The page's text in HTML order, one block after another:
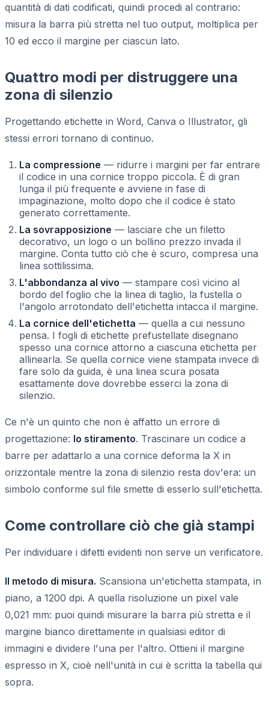
quantità di dati codificati, quindi procedi al contrario:
misura la barra più stretta nel tuo output, moltiplica per
10 ed ecco il margine per ciascun lato.
Quattro modi per distruggere una
zona di silenzio
Progettando etichette in Word, Canva o Illustrator, gli
stessi errori tornano di continuo.
La compressione — ridurre i margini per far entrare
il codice in una cornice troppo piccola. È di gran
lunga il più frequente e avviene in fase di
impaginazione, molto dopo che il codice è stato
generato correttamente.
La sovrapposizione — lasciare che un filetto
decorativo, un logo o un bollino prezzo invada il
margine. Conta tutto ciò che è scuro, compresa una
linea sottilissima.
L'abbondanza al vivo — stampare così vicino al
bordo del foglio che la linea di taglio, la fustella o
l'angolo arrotondato dell'etichetta intacca il margine.
La cornice dell'etichetta — quella a cui nessuno
pensa. I fogli di etichette prefustellate disegnano
spesso una cornice attorno a ciascuna etichetta per
allinearla. Se quella cornice viene stampata invece di
fare solo da guida, è una linea scura posata
esattamente dove dovrebbe esserci la zona di
silenzio.
Ce n'è un quinto che non è affatto un errore di
progettazione: lo stiramento. Trascinare un codice a
barre per adattarlo a una cornice deforma la X in
orizzontale mentre la zona di silenzio resta dov'era: un
simbolo conforme sul file smette di esserlo sull'etichetta.
Come controllare ciò che già stampi
Per individuare i difetti evidenti non serve un verificatore.
Il metodo di misura. Scansiona un'etichetta stampata, in
piano, a 1200 dpi. A quella risoluzione un pixel vale
0,021 mm: puoi quindi misurare la barra più stretta e il
margine bianco direttamente in qualsiasi editor di
immagini e dividere l'una per l'altro. Ottieni il margine
espresso in X, cioè nell'unità in cui è scritta la tabella qui
sopra.